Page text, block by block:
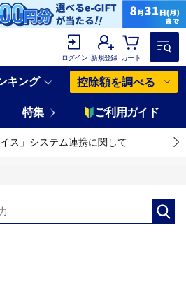
ログイン 新規登録 カート
キング 控除額を調べる
特集 ご利用ガイド
イス」システム連携に関して